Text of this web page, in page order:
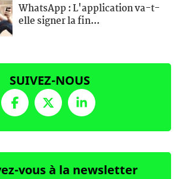
WhatsApp : L'application va-t-
elle signer la fin...
SUIVEZ-NOUS
vous à la newsletter